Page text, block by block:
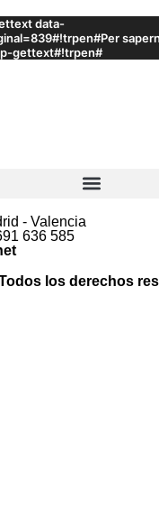
data-
gettext#!trpen#
- Valencia
636 585
los derechos